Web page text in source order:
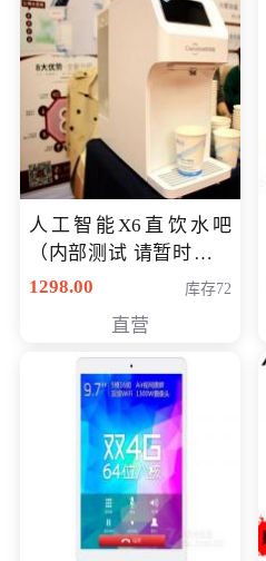
人工智能X6直饮水吧
（内部测试 请暂时不要
购买）
1298.00 库存72
直营